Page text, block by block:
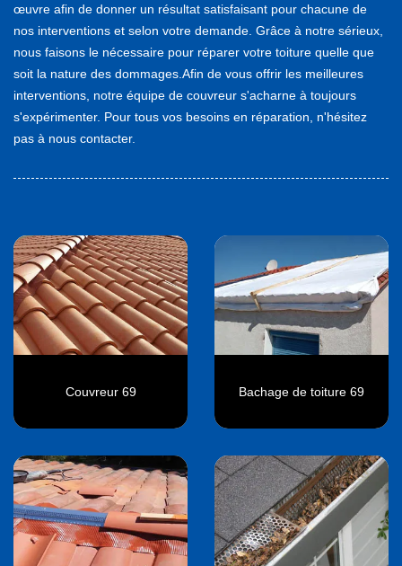
œuvre afin de donner un résultat satisfaisant pour chacune de
nos interventions et selon votre demande. Grâce à notre sérieux,
nous faisons le nécessaire pour réparer votre toiture quelle que
soit la nature des dommages.Afin de vous offrir les meilleures
interventions, notre équipe de couvreur s'acharne à toujours
s'expérimenter. Pour tous vos besoins en réparation, n'hésitez
pas à nous contacter.
Couvreur 69 Bachage de toiture 69